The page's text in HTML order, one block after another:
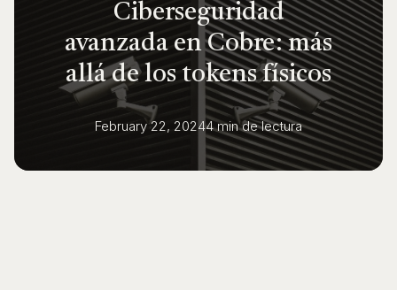
Ciberseguridad
avanzada en Cobre: más
allá de los tokens físicos
February 22, 20244 minde lectura